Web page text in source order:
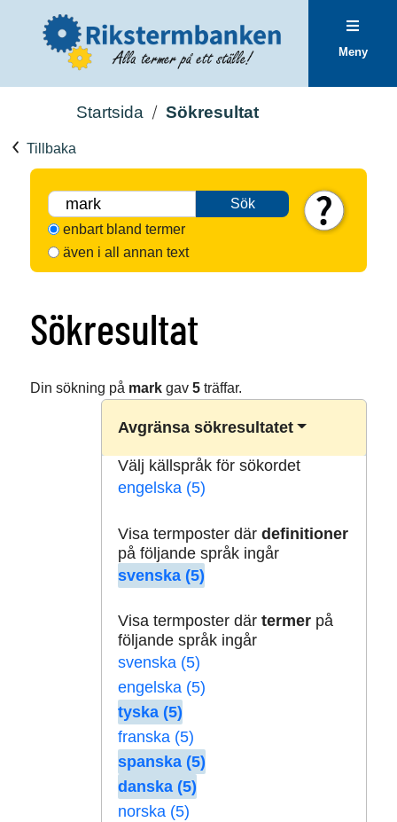
Meny
Startsida Sökresultat
Tillbaka
Sök
enbart bland termer
även i all annan text
Sökresultat
Din sökning på markgav 5träffar.
Avgränsa sökresultatet
Välj källspråk för sökordet
engelska (5)
Visa termposter där definitioner
på följande språk ingår
svenska (5)
Visa termposter där termerpå
följande språk ingår
svenska (5)
engelska (5)
tyska (5)
franska (5)
spanska (5)
danska (5)
norska (5)